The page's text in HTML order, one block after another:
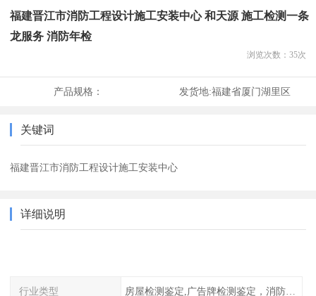
福建晋江市消防工程设计施工安装中心 和天源 施工检测一条
龙服务 消防年检
浏览次数： 35次
产品规格： 发货地:福建省厦门湖里区
关键词
福建晋江市消防工程设计施工安装中心
详细说明
行业类型 房屋检测鉴定,广告牌检测鉴定，消防检测